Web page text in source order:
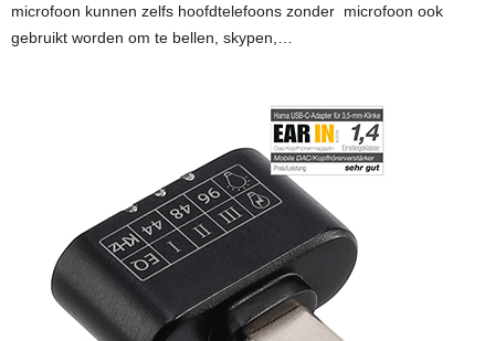
microfoon kunnen zelfs hoofdtelefoons zonder microfoon ook
gebruikt worden om te bellen, skypen,…